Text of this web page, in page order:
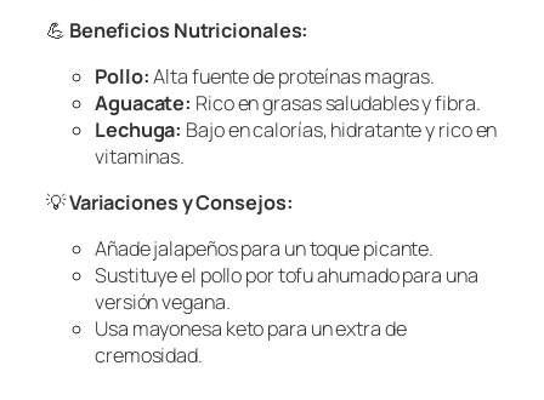
💪 Beneficios Nutricionales:
Pollo:Alta fuente de proteínas magras.
Aguacate: Rico en grasas saludables y fibra.
Lechuga: Bajo en calorías, hidratante y rico en
vitaminas.
💡Variaciones y Consejos:
Añade jalapeños para un toque picante.
Sustituye el pollo por tofu ahumado para una
versión vegana.
Usa mayonesa keto para un extra de
cremosidad.